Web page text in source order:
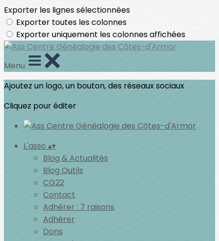
Exporter les lignes sélectionnées
Exporter toutes les colonnes
Exporter uniquement les colonnes affichées
Menu
Ajoutez un logo, un bouton, des réseaux sociaux
Cliquez pour éditer
L'asso ▴▾
Blog & Actualités
Blog Outils
CG22
Contact
Adhérer : 7 raisons
Adhérer
Dons